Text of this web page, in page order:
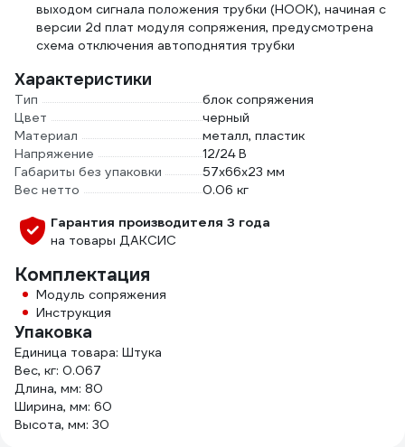
выходом сигнала положения трубки (HOOK), начиная с
версии 2d плат модуля сопряжения, предусмотрена
схема отключения автоподнятия трубки
Характеристики
Тип
блок сопряжения
Цвет
черный
Материал
металл, пластик
Напряжение
12/24 В
Габариты без упаковки
57х66х23 мм
Вес нетто
0.06 кг
Гарантия производителя 3 года
на товары ДАКСИС
Комплектация
Модуль сопряжения
Инструкция
Упаковка
Единица товара: Штука
Вес, кг: 0.067
Длина, мм: 80
Ширина, мм: 60
Высота, мм: 30